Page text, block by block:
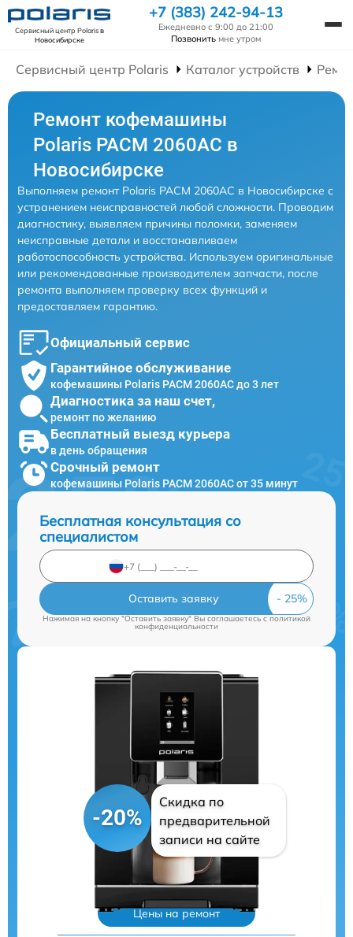
Сервисный центр Polarisв
Новосибирске
+7 (383) 242-94-13
Ежедневно с 9:00 до 21:00
Позвонить мне утром
Сервисный центр Polaris Каталог устройств
Ремонт кофемашины
Polaris PACM 2060AC в
Новосибирске
Выполняем ремонт Polaris PACM 2060AC в Новосибирске с
устранением неисправностей любой сложности. Проводим
диагностику, выявляем причины поломки, заменяем
неисправные детали и восстанавливаем
работоспособность устройства. Используем оригинальные
или рекомендованные производителем запчасти, после
ремонта выполняем проверку всех функций и
предоставляем гарантию.
Официальный сервис
Гарантийное обслуживание
кофемашины Polaris PACM 2060AC до 3 лет
Диагностика за наш счет,
ремонт по желанию
Бесплатный выезд курьера
в день обращения
Срочный ремонт
кофемашины Polaris PACM 2060AC от 35 минут
Бесплатная консультация со
специалистом
Оставить заявку
Нажимая на кнопку "Оставить заявку" Вы соглашаетесь cполитикой
конфиденциальности
-20%
Скидка по
предварительной
записи на сайте
Цены на ремонт